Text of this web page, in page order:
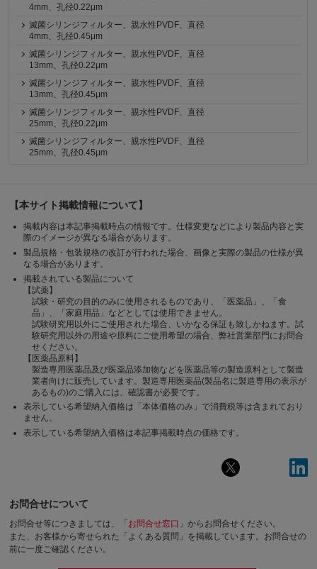
4mm、孔径0.22μm
滅菌シリンジフィルター、親水性PVDF、直径
4mm、孔径0.45μm
滅菌シリンジフィルター、親水性PVDF、直径
13mm、孔径0.22μm
滅菌シリンジフィルター、親水性PVDF、直径
13mm、孔径0.45μm
滅菌シリンジフィルター、親水性PVDF、直径
25mm、孔径0.22μm
滅菌シリンジフィルター、親水性PVDF、直径
25mm、孔径0.45μm
【本サイト掲載情報について】
掲載内容は本記事掲載時点の情報です。仕様変更などにより製品内容と実
際のイメージが異なる場合があります。
製品規格・包装規格の改訂が行われた場合、画像と実際の製品の仕様が異
なる場合があります。
掲載されている製品について
【試薬】
試験・研究の目的のみに使用されるものであり、「医薬品」、「食
品」、「家庭用品」などとしては使用できません。
試験研究用以外にご使用された場合、いかなる保証も致しかねます。試
験研究用以外の用途や原料にご使用希望の場合、弊社営業部門にお問合
せください。
【医薬品原料】
製造専用医薬品及び医薬品添加物などを医薬品等の製造原料として製造
業者向けに販売しています。製造専用医薬品(製品名に製造専用の表示が
あるもの)のご購入には、確認書が必要です。
表示している希望納入価格は「本体価格のみ」で消費税等は含まれており
ません。
表示している希望納入価格は本記事掲載時点の価格です。
お問合せについて
お問合せ等につきましては、「 お問合せ窓口 」からお問合せください。
また、お客様から寄せられた「よくある質問」を掲載しています。お問合せの
前に一度ご確認ください。